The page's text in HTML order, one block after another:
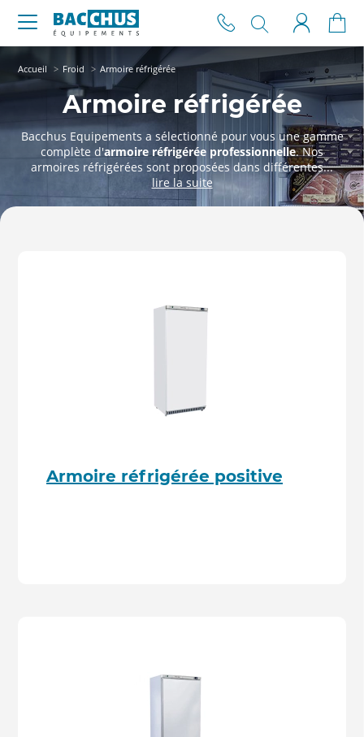
Accueil Froid Armoire réfrigérée
Armoire réfrigérée
Bacchus Equipements a sélectionné pour vous une gamme
complète d'armoire réfrigérée professionnelle. Nos
armoires réfrigérées sont proposées dans différentes...
Armoire réfrigérée positive